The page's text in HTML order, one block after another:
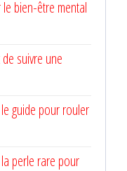
bien-être mental
suivre une
guide pour rouler
perle rare pour